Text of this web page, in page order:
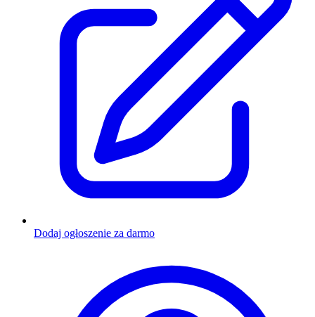
Dodaj ogłoszenie za darmo